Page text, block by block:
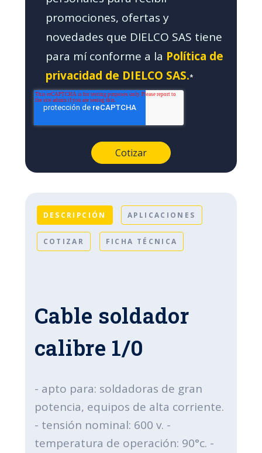
promociones, ofertas y
novedades que DIELCO SAS tiene
para mí conforme a la Política de
privacidad de DIELCO SAS.*
DESCRIPCIÓN APLICACIONES
COTIZAR FICHA TÉCNICA
Cable soldador
calibre 1/0
- apto para: soldadoras de gran
potencia, equipos de alta corriente.
- tensión nominal: 600 v. -
temperatura de operación: 90°c. -